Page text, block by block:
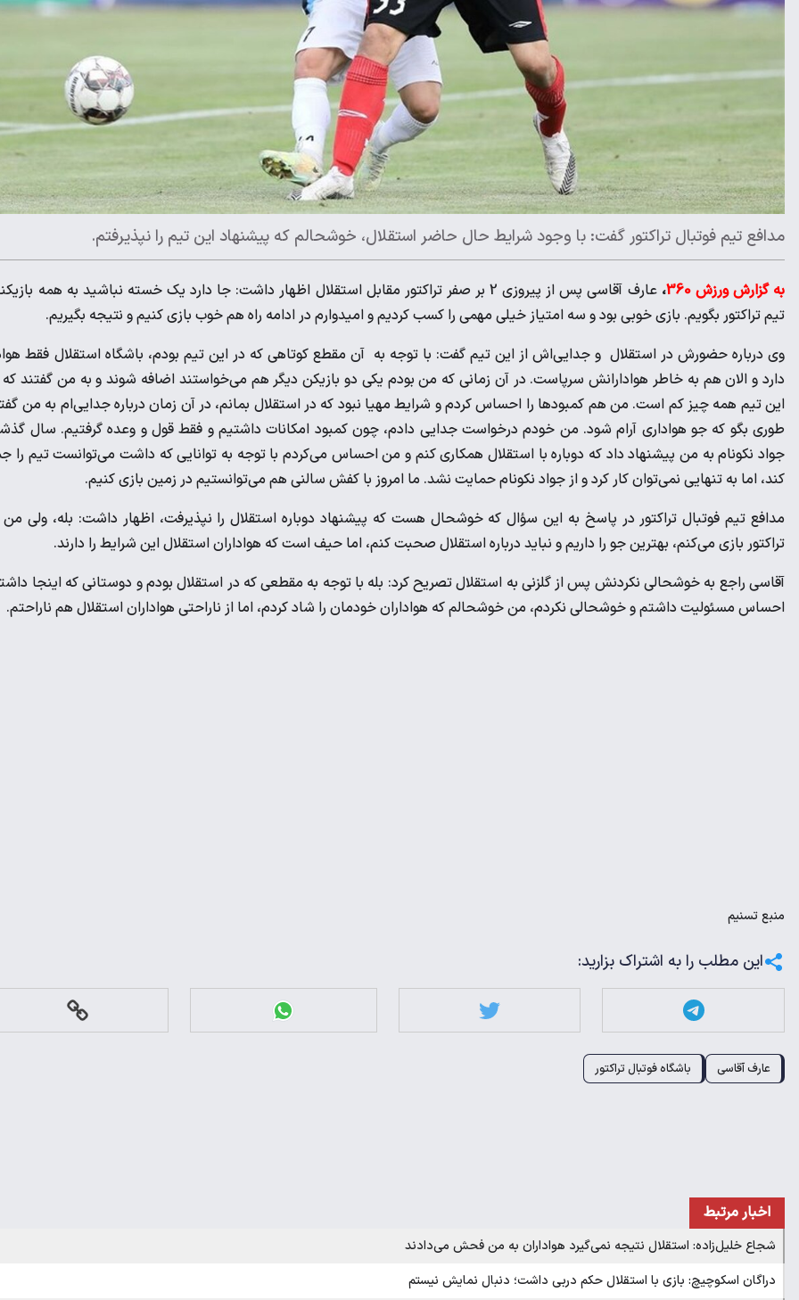
مدافع تیم فوتبال تراکتور گفت: با وجود شرایط حال حاضر استقلال، خوشحالم که پیشنهاد این تیم را نپذیرفتم.
به گزارش ورزش 360 ،
عارف آقاسی پس از پیروزی 2 بر صفر تراکتور مقابل استقلال اظهار داشت: جا دارد یک خسته نباشید به همه
تیم تراکتور بگویم. بازی خوبی بود و سه امتیاز خیلی مهمی را کسب کردیم و امیدوارم در ادامه راه هم خوب بازی کنیم و نتیجه بگیریم.
وی درباره حضورش در استقلال و جدایی‌اش از این تیم گفت: با توجه به آن مقطع کوتاهی که در این تیم بودم، باشگاه استقلال فقط
دارد و الان هم به خاطر هوادارانش سرپاست. در آن زمانی که من بودم یکی دو بازیکن دیگر هم می‌خواستند اضافه شوند و به من گفتند که
این تیم همه چیز کم است. من هم کمبودها را احساس کردم و شرایط مهیا نبود که در استقلال بمانم، در آن زمان درباره جدایی‌ام به من
طوری بگو که جو هواداری آرام شود. من خودم درخواست جدایی دادم، چون کمبود امکانات داشتیم و فقط قول و وعده گرفتیم. سال
جواد نکونام به من پیشنهاد داد که دوباره با استقلال همکاری کنم و من احساس می‌کردم با توجه به توانایی که داشت می‌توانست تیم را
کند، اما به تنهایی نمی‌توان کار کرد و از جواد نکونام حمایت نشد. ما امروز با کفش سالنی هم می‌توانستیم در زمین بازی کنیم.
مدافع تیم فوتبال تراکتور در پاسخ به این سؤال که خوشحال هست که پیشنهاد دوباره استقلال را نپذیرفت، اظهار داشت: بله، ولی من
تراکتور بازی می‌کنم، بهترین جو را داریم و نباید درباره استقلال صحبت کنم، اما حیف است که هواداران استقلال این شرایط را دارند.
آقاسی راجع به خوشحالی نکردنش پس از گلزنی به استقلال تصریح کرد: بله با توجه به مقطعی که در استقلال بودم و دوستانی که اینجا
احساس مسئولیت داشتم و خوشحالی نکردم، من خوشحالم که هواداران خودمان را شاد کردم، اما از ناراحتی هواداران استقلال هم ناراحتم.
منبعتسنیم
این مطلب را به اشتراک بزارید:
عارف آقاسی باشگاه فوتبال تراکتور
اخبار مرتبط
شجاع خلیل‌زاده: استقلال نتیجه نمی‌گیرد هواداران به من فحش می‌دادند
دراگان اسکوچیچ: بازی با استقلال حکم دربی داشت؛ دنبال نمایش نیستم